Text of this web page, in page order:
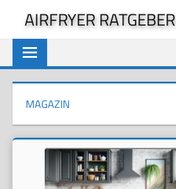
springen
AIRFRYER RATGEBER
MAGAZIN